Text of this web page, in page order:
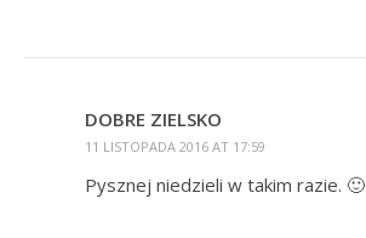
DOBRE ZIELSKO
11 LISTOPADA 2016 AT 17:59
Pysznej niedzieli w takim razie. 🙂